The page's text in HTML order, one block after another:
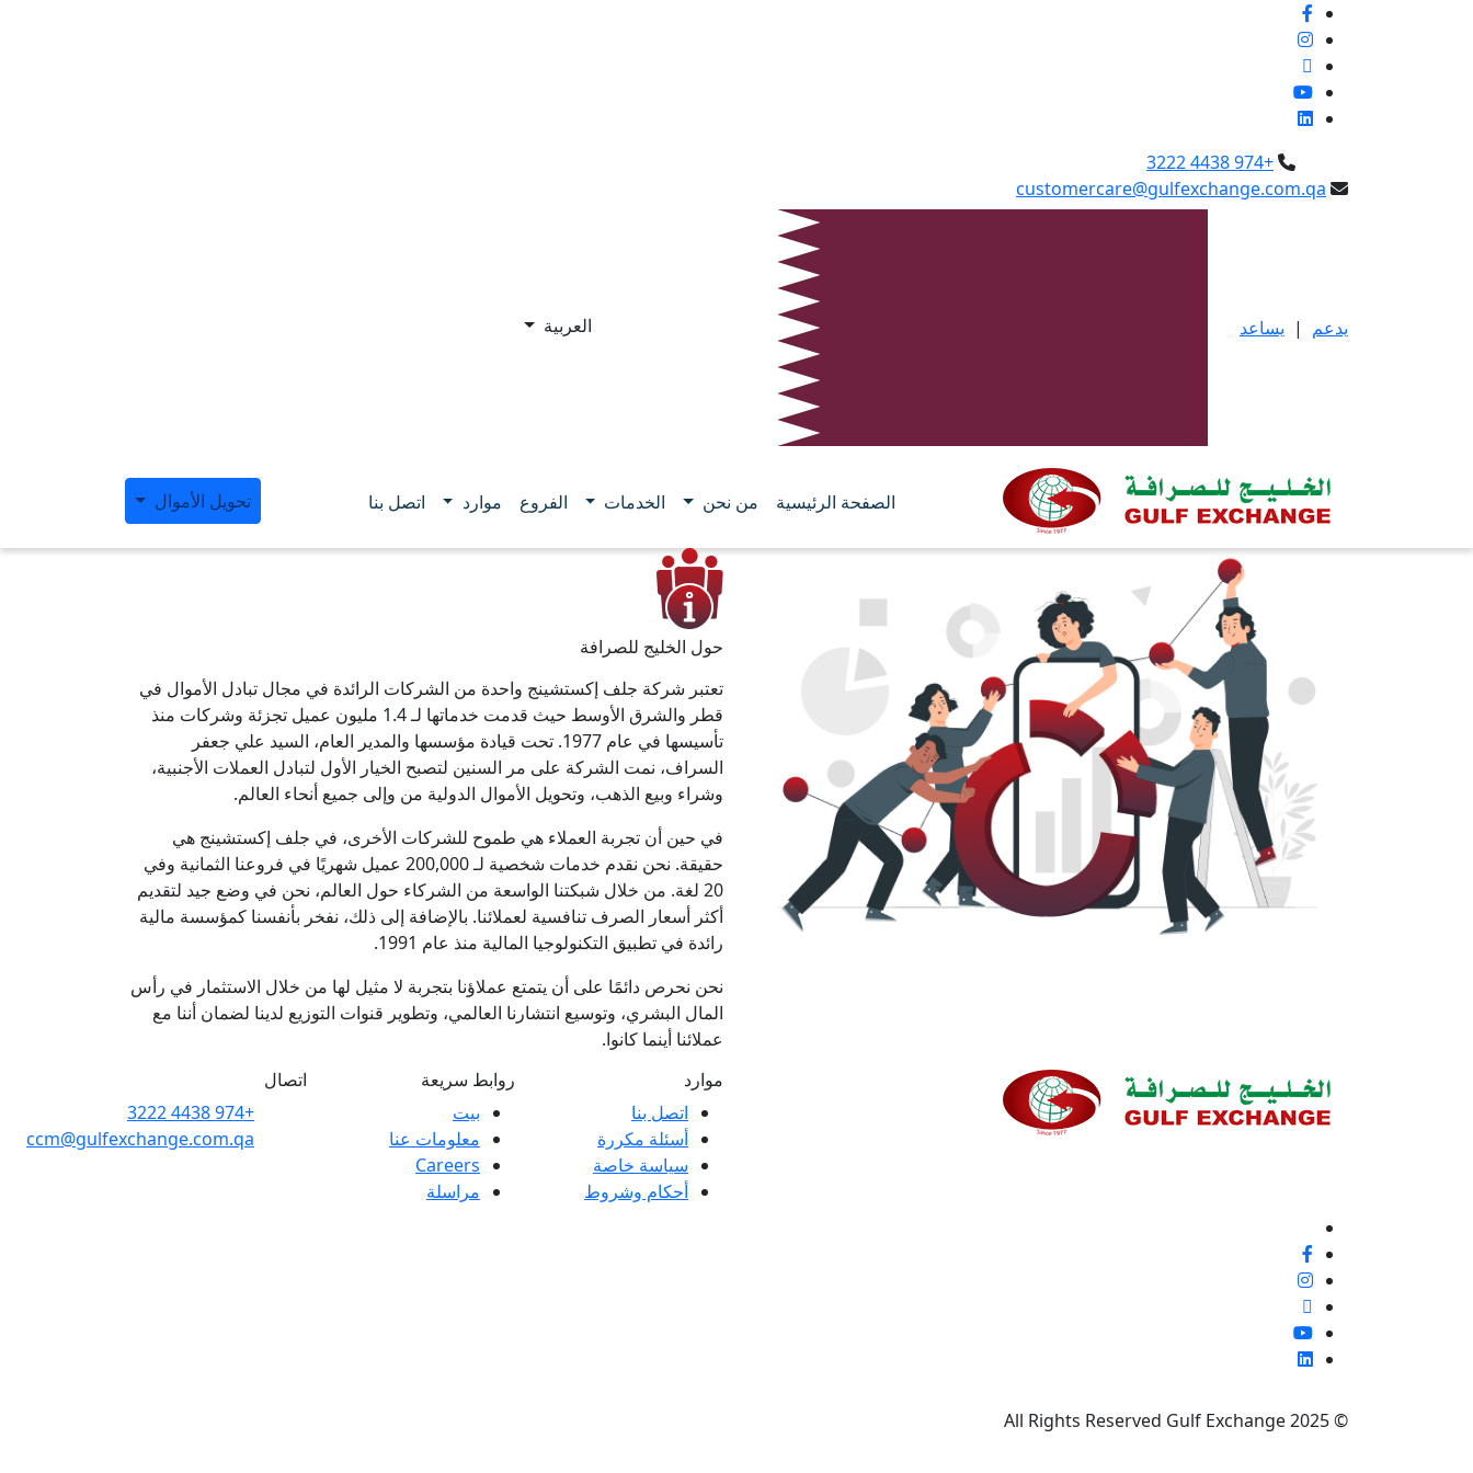
+974 4438 3222
customercare@gulfexchange.com.qa
يدعم | يساعد العربية
الصفحة الرئيسية من نحن الخدمات الفروع موارد اتصل بنا تحويل الأموال
حول الخليج للصرافة
تعتبر شركة جلف إكستشينج واحدة من الشركات الرائدة في مجال تبادل الأموال في
قطر والشرق الأوسط حيث قدمت خدماتها لـ 1.4 مليون عميل تجزئة وشركات منذ
تأسيسها في عام 1977. تحت قيادة مؤسسها والمدير العام، السيد علي جعفر
السراف، نمت الشركة على مر السنين لتصبح الخيار الأول لتبادل العملات الأجنبية،
وشراء وبيع الذهب، وتحويل الأموال الدولية من وإلى جميع أنحاء العالم.
في حين أن تجربة العملاء هي طموح للشركات الأخرى، في جلف إكستشينج هي
حقيقة. نحن نقدم خدمات شخصية لـ 200,000 عميل شهريًا في فروعنا الثمانية وفي
20 لغة. من خلال شبكتنا الواسعة من الشركاء حول العالم، نحن في وضع جيد لتقديم
أكثر أسعار الصرف تنافسية لعملائنا. بالإضافة إلى ذلك، نفخر بأنفسنا كمؤسسة مالية
رائدة في تطبيق التكنولوجيا المالية منذ عام 1991.
نحن نحرص دائمًا على أن يتمتع عملاؤنا بتجربة لا مثيل لها من خلال الاستثمار في رأس
المال البشري، وتوسيع انتشارنا العالمي، وتطوير قنوات التوزيع لدينا لضمان أننا مع
عملائنا أينما كانوا.
موارد
اتصل بنا
أسئلة مكررة
سياسة خاصة
أحكام وشروط
روابط سريعة
بيت
معلومات عنا
Careers
مراسلة
اتصال
+974 4438 3222
ccm@gulfexchange.com.qa
© 2025 All Rights Reserved Gulf Exchange